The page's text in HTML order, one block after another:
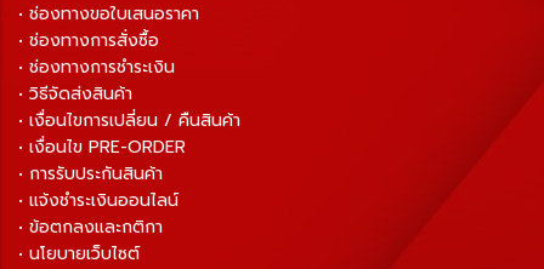
• ช่องทางขอใบเสนอราคา
• ช่องทางการสั่งซื้อ
• ช่องทางการชำระเงิน
• วิธีจัดส่งสินค้า
• เงื่อนไขการเปลี่ยน / คืนสินค้า
• เงื่อนไข PRE-ORDER
• การรับประกันสินค้า
• แจ้งชำระเงินออนไลน์
• ข้อตกลงและกติกา
• นโยบายเว็บไซต์